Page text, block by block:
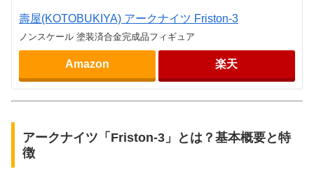
壽屋(KOTOBUKIYA) アークナイツ Friston-3
ノンスケール 塗装済合金完成品フィギュア
Amazon 楽天
アークナイツ「Friston-3」とは？基本概要と特
徴